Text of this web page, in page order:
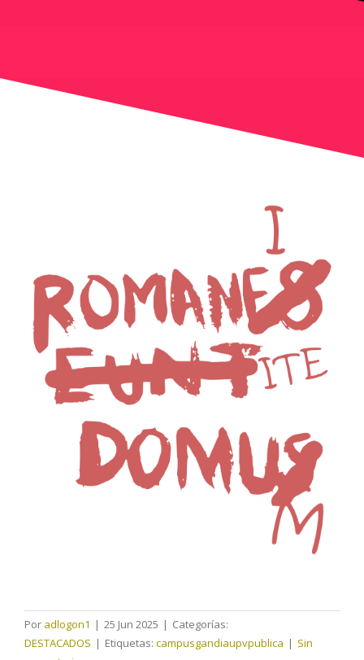
Por adlogon1 | 25 Jun 2025 | Categorías:
DESTACADOS | Etiquetas: campusgandiaupvpublica | Sin